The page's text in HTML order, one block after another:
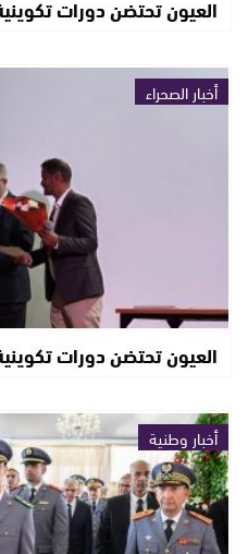
العيون تحتضن دورات
أخبار الصحراء
العيون تحتضن دورات
أخبار وطنية